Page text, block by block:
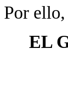
Por ello,
EL